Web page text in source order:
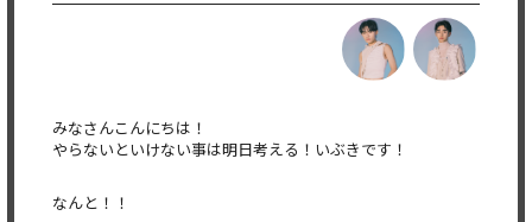
みなさんこんにちは！
やらないといけない事は明日考える！いぶきです！
なんと！！